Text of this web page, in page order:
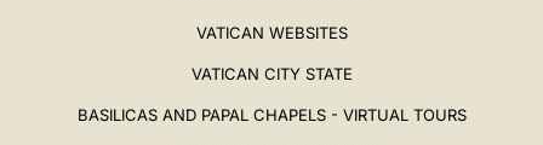
VATICAN WEBSITES
VATICAN CITY STATE
BASILICAS AND PAPAL CHAPELS - VIRTUAL TOURS